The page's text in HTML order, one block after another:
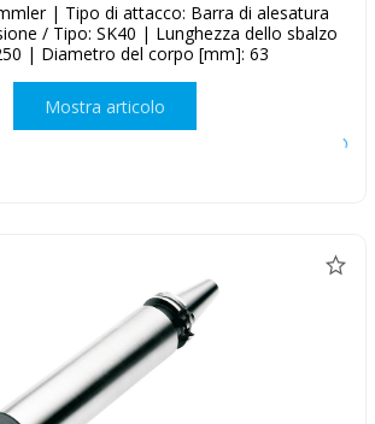
| Tipo di attacco: Barra di alesatura
/ Tipo: SK40 | Lunghezza dello sbalzo
| Diametro del corpo [mm]: 63
Mostra articolo